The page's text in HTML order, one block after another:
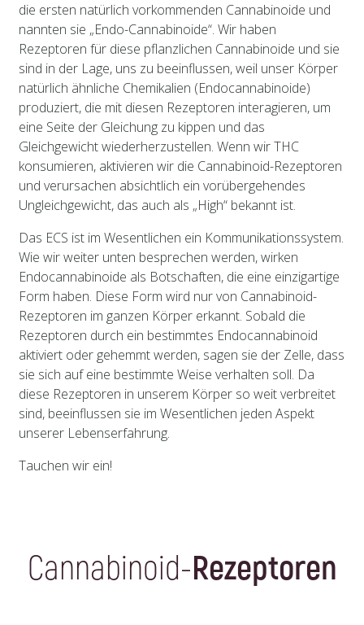
die ersten natürlich vorkommenden Cannabinoide und
nannten sie „Endo-Cannabinoide“. Wir haben
Rezeptoren für diese pflanzlichen Cannabinoide und sie
sind in der Lage, uns zu beeinflussen, weil unser Körper
natürlich ähnliche Chemikalien (Endocannabinoide)
produziert, die mit diesen Rezeptoren interagieren, um
eine Seite der Gleichung zu kippen und das
Gleichgewicht wiederherzustellen. Wenn wir THC
konsumieren, aktivieren wir die Cannabinoid-Rezeptoren
und verursachen absichtlich ein vorübergehendes
Ungleichgewicht, das auch als „High“ bekannt ist.
Das ECS ist im Wesentlichen ein Kommunikationssystem.
Wie wir weiter unten besprechen werden, wirken
Endocannabinoide als Botschaften, die eine einzigartige
Form haben. Diese Form wird nur von Cannabinoid-
Rezeptoren im ganzen Körper erkannt. Sobald die
Rezeptoren durch ein bestimmtes Endocannabinoid
aktiviert oder gehemmt werden, sagen sie der Zelle, dass
sie sich auf eine bestimmte Weise verhalten soll. Da
diese Rezeptoren in unserem Körper so weit verbreitet
sind, beeinflussen sie im Wesentlichen jeden Aspekt
unserer Lebenserfahrung.
Tauchen wir ein!
Cannabinoid-Rezeptoren